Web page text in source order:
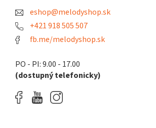
eshop@melodyshop.sk
+421 918 505 507
fb.me/melodyshop.sk
PO - PI: 9.00 - 17.00
(dostupný telefonicky)